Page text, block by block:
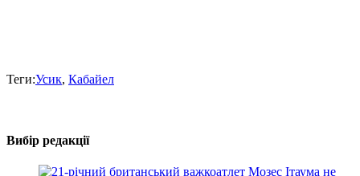
Теги:Усик, Кабайел
Вибір редакції